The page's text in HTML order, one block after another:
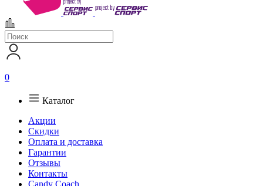
0
Каталог
Акции
Скидки
Оплата и доставка
Гарантии
Отзывы
Контакты
Candy Coach